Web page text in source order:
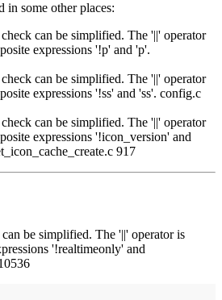
in some other places:
can be simplified. The '||' operator
expressions '!p' and 'p'.
can be simplified. The '||' operator
expressions '!ss' and 'ss'. config.c
can be simplified. The '||' operator
expressions '!icon_version' and
917
be simplified. The '||' operator is
'!realtimeonly' and